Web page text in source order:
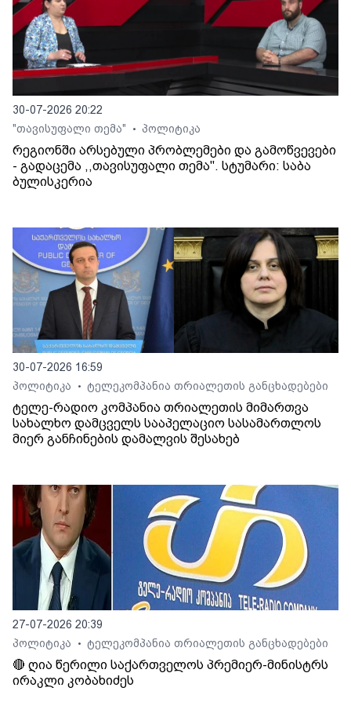
30-07-2026 20:22
"თავისუფალი თემა"
• პოლიტიკა
რეგიონში არსებული პრობლემები და გამოწვევები
- გადაცემა ,,თავისუფალი თემა". სტუმარი: საბა
ბულისკერია
30-07-2026 16:59
პოლიტიკა
• ტელეკომპანია თრიალეთის განცხადებები
ტელე-რადიო კომპანია თრიალეთის მიმართვა
სახალხო დამცველს სააპელაციო სასამართლოს
მიერ განჩინების დამალვის შესახებ
27-07-2026 20:39
პოლიტიკა
• ტელეკომპანია თრიალეთის განცხადებები
🔴 ღია წერილი საქართველოს პრემიერ-მინისტრს
ირაკლი კობახიძეს